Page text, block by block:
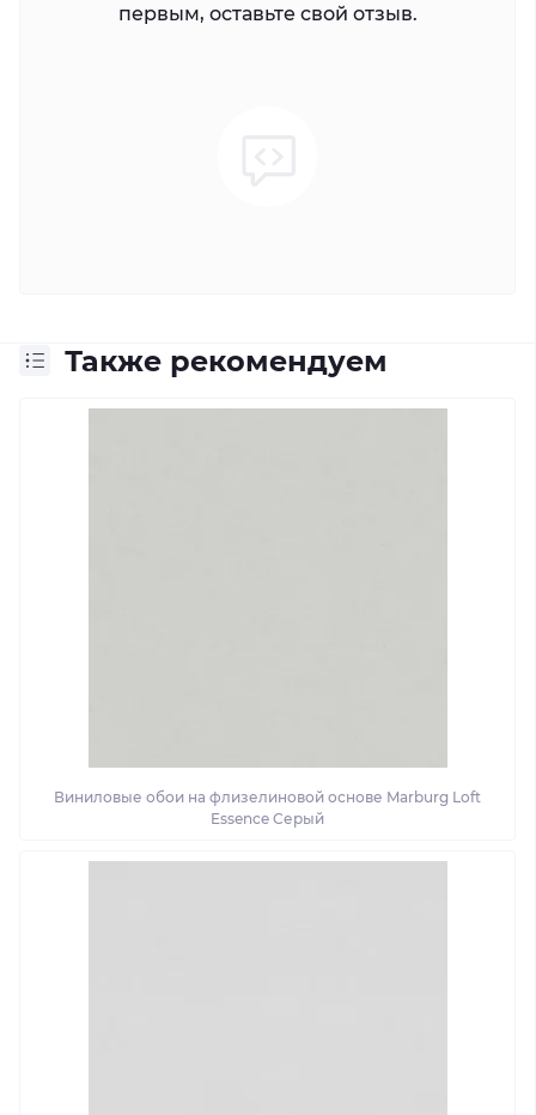
первым, оставьте свой отзыв.
Также рекомендуем
Виниловые обои на флизелиновой основе Marburg Loft
Essence Серый